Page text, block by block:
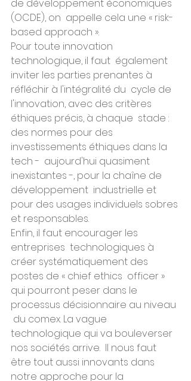
de développement économiques
(OCDE), on  appelle cela une « risk-
based approach ».
Pour toute innovation
technologique, il faut  également
inviter les parties prenantes à
réfléchir à l'intégralité du  cycle de
l'innovation, avec des critères
éthiques précis, à chaque  stade :
des normes pour des
investissements éthiques dans la
tech -  aujourd'hui quasiment
inexistantes -, pour la chaîne de
développement  industrielle et
pour des usages individuels sobres
et responsables.
Enfin, il faut encourager les
entreprises  technologiques à
créer systématiquement des
postes de « chief ethics  officer »
qui pourront peser dans le
processus décisionnaire au niveau
du comex. La vague
technologique qui va bouleverser
nos sociétés arrive.  Il nous faut
être tout aussi innovants dans
notre approche pour la